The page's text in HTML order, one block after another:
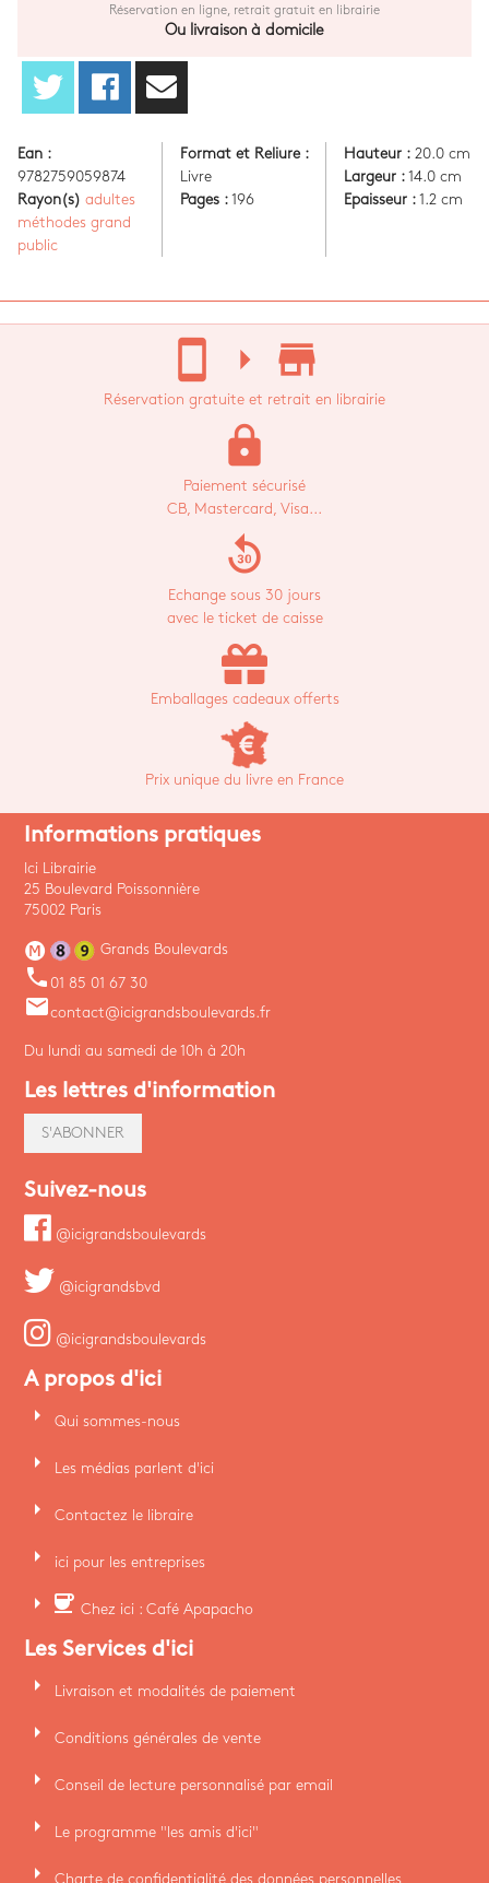
Réservation en ligne, retrait gratuit en librairie
Ou livraison à domicile
Ean :
9782759059874
Rayon(s) adultes
méthodes grand
public
Format et Reliure :
Livre
Pages : 196
Hauteur :20.0 cm
Largeur :14.0 cm
Epaisseur :1.2 cm
stay_current_portrait arrow_right store_mall_directory
Réservation gratuite et retrait en librairie
lock
Paiement sécurisé
CB, Mastercard, Visa...
replay_30
Echange sous 30 jours
avec le ticket de caisse
Emballages cadeaux offerts
Prix unique du livre en France
Informations pratiques
Ici Librairie
25 Boulevard Poissonnière
75002 Paris
Grands Boulevards
phone 01 85 01 67 30
emailcontact@icigrandsboulevards.fr
Du lundi au samedi de 10h à 20h
Les lettres d'information
S'ABONNER
Suivez-nous
@icigrandsboulevards
@icigrandsbvd
@icigrandsboulevards
A propos d'ici
arrow_right Qui sommes-nous
arrow_right Les médias parlent d'ici
arrow_right Contactez le libraire
arrow_right ici pour les entreprises
arrow_right coffee Chez ici : Café Apapacho
Les Services d'ici
arrow_right Livraison et modalités de paiement
arrow_right Conditions générales de vente
arrow_right Conseil de lecture personnalisé par email
arrow_right Le programme "les amis d'ici"
arrow_right Charte de confidentialité des données personnelles